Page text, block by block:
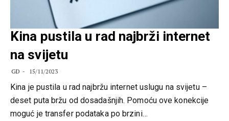
Kina pustila u rad najbrži internet
na svijetu
GD 15/11/2023
Kina je pustila u rad najbržu internet uslugu na svijetu –
deset puta bržu od dosadašnjih. Pomoću ove konekcije
moguć je transfer podataka po brzini…